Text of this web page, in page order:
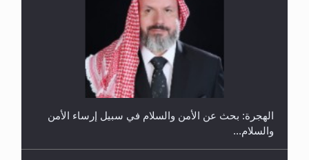
إتمام حفظ القرآن الكريم لثلاثة طلاب من مدرسة الحفظ
الهجرة: بحث عن الأمن والسلام في سبيل إرساء الأمن
والسلام...